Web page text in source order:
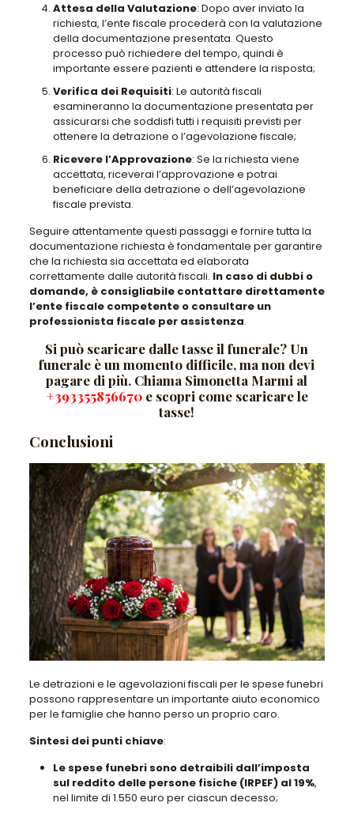
Attesa della Valutazione: Dopo aver inviato la
richiesta, l’ente fiscale procederà con la valutazione
della documentazione presentata. Questo
processo può richiedere del tempo, quindi è
importante essere pazienti e attendere la risposta;
Verifica dei Requisiti: Le autorità fiscali
esamineranno la documentazione presentata per
assicurarsi che soddisfi tutti i requisiti previsti per
ottenere la detrazione o l’agevolazione fiscale;
Ricevere l’Approvazione: Se la richiesta viene
accettata, riceverai l’approvazione e potrai
beneficiare della detrazione o dell’agevolazione
fiscale prevista.
Seguire attentamente questi passaggi e fornire tutta la
documentazione richiesta è fondamentale per garantire
che la richiesta sia accettata ed elaborata
correttamente dalle autorità fiscali. In caso di dubbi o
domande, è consigliabile contattare direttamente
l’ente fiscale competente o consultare un
professionista fiscale per assistenza.
Si può scaricare dalle tasse il funerale? Un
funerale è un momento difficile, ma non devi
pagare di più. Chiama Simonetta Marmi al
+393355856670e scopri come scaricare le
tasse!
Conclusioni
Le detrazioni e le agevolazioni fiscali per le spese funebri
possono rappresentare un importante aiuto economico
per le famiglie che hanno perso un proprio caro.
Sintesi dei punti chiave:
Le spese funebri sono detraibili dall’imposta
sul reddito delle persone fisiche (IRPEF) al 19%,
nel limite di 1.550 euro per ciascun decesso;